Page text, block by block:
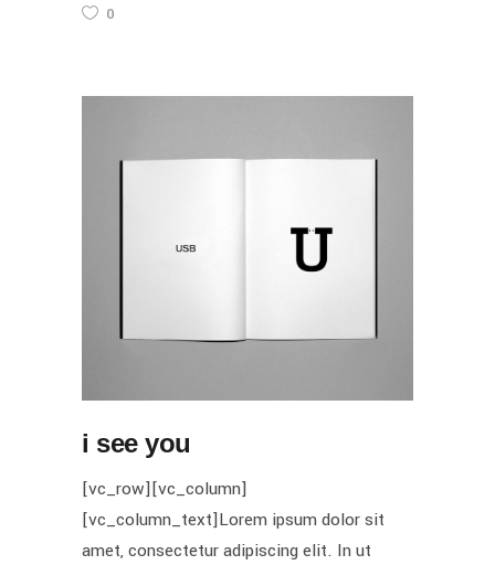
0
i see you
[vc_row][vc_column]
[vc_column_text]Lorem ipsum dolor sit
amet, consectetur adipiscing elit. In ut